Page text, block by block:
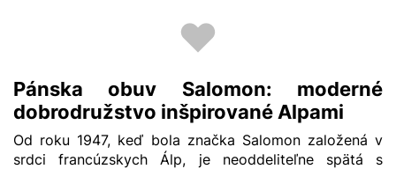
Pánska obuv Salomon: moderné
dobrodružstvo inšpirované Alpami
Od roku 1947, keď bola značka Salomon založená v
srdci francúzskych Álp, je neoddeliteľne spätá s